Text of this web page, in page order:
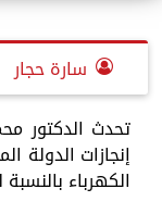
سارة حجار
تحدث الدكتور
إنجازات الدولة
الكهرباء